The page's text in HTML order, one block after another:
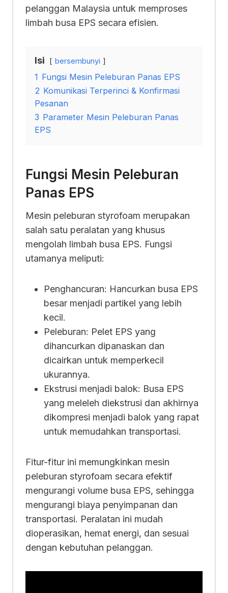
pelanggan Malaysia untuk memproses
limbah busa EPS secara efisien.
Isi bersembunyi
1 Fungsi Mesin Peleburan Panas EPS
2 Komunikasi Terperinci & Konfirmasi
Pesanan
3 Parameter Mesin Peleburan Panas
EPS
Fungsi Mesin Peleburan
Panas EPS
Mesin peleburan styrofoam merupakan
salah satu peralatan yang khusus
mengolah limbah busa EPS. Fungsi
utamanya meliputi:
Penghancuran: Hancurkan busa EPS
besar menjadi partikel yang lebih
kecil.
Peleburan: Pelet EPS yang
dihancurkan dipanaskan dan
dicairkan untuk memperkecil
ukurannya.
Ekstrusi menjadi balok: Busa EPS
yang meleleh diekstrusi dan akhirnya
dikompresi menjadi balok yang rapat
untuk memudahkan transportasi.
Fitur-fitur ini memungkinkan mesin
peleburan styrofoam secara efektif
mengurangi volume busa EPS, sehingga
mengurangi biaya penyimpanan dan
transportasi. Peralatan ini mudah
dioperasikan, hemat energi, dan sesuai
dengan kebutuhan pelanggan.